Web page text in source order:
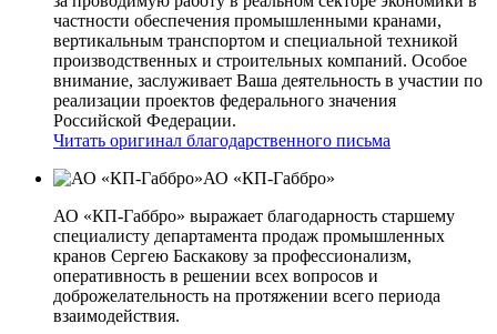
частности обеспечения промышленными кранами,
вертикальным транспортом и специальной техникой
производственных и строительных компаний. Особое
внимание, заслуживает Ваша деятельность в участии по
реализации проектов федерального значения
Российской Федерации.
Читать оригинал благодарственного письма
АО «КП-Габбро»
АО «КП-Габбро» выражает благодарность старшему
специалисту департамента продаж промышленных
кранов Сергею Баскакову за профессионализм,
оперативность в решении всех вопросов и
доброжелательность на протяжении всего периода
взаимодействия.